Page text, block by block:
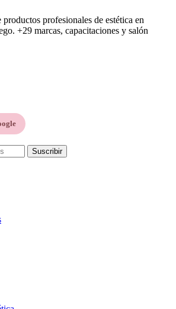
profesionales de estética en
+29 marcas, capacitaciones y salón
Suscribir